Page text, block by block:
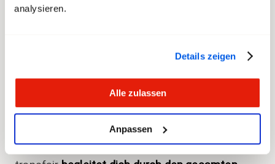
analysieren.
Details zeigen
Alle zulassen
Anpassen
übernehmen.
Was dich erwartet
Stiftungsratssitzungen pro Jahr plus
Vorbereitung, 4 kurze Quartalskonferenzen und
punktuelle Mitarbeit in Arbeitsgruppen.